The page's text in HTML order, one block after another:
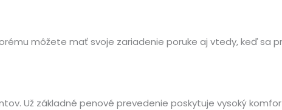
môžete mať svoje zariadenie poruke aj vtedy, keď sa
Už základné penové prevedenie poskytuje vysoký